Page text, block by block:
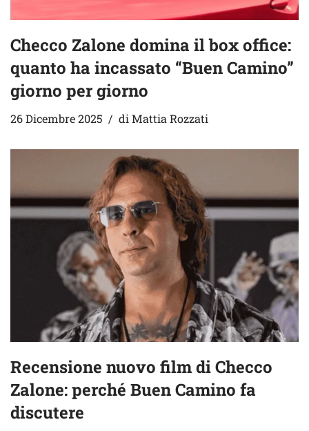
Checco Zalone domina il box office:
quanto ha incassato “Buen Camino”
giorno per giorno
26 Dicembre 2025 di Mattia Rozzati
Recensione nuovo film di Checco
Zalone: perché Buen Camino fa
discutere